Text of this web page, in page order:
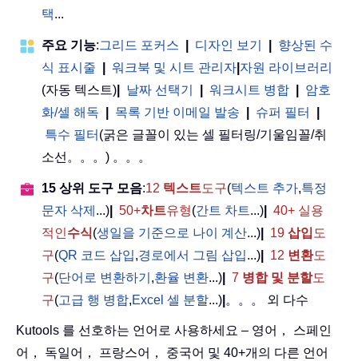
택...
주요 기능:그리드 포커스 디자인 보기
향상된 수
식 표시줄
워크북 및 시트 관리자 자원 라이브러리
(자동 텍스트)
날짜 선택기 워크시트 병합
암호
화/셀 해독
목록 기반 이메일 발송 슈퍼 필터
특수 필터 (굵은 글꼴이 있는 셀 필터링/기울임꼴/취
소선。。。) 。。。
15 상위 도구 모음:12 텍스트도구(텍스트 추가,특정
문자 삭제 ...) 50+차트유형(간트 차트...)
40+ 실용
적인수식(생일을 기준으로 나이 계산...) 19 삽입 도
구(QR 코드 삽입,경로에서 그림 삽입...) 12 변환도
구(단어로 변환하기 ,환율 변환...) 7 병합 및 분할도
구(고급 행 병합,Excel 셀 분할...) 。。。 외 다수
Kutools 를 선호하는 언어로 사용하세요 – 영어， 스페인
어， 독일어， 프랑스어， 중국어 및 40+개의 다른 언어